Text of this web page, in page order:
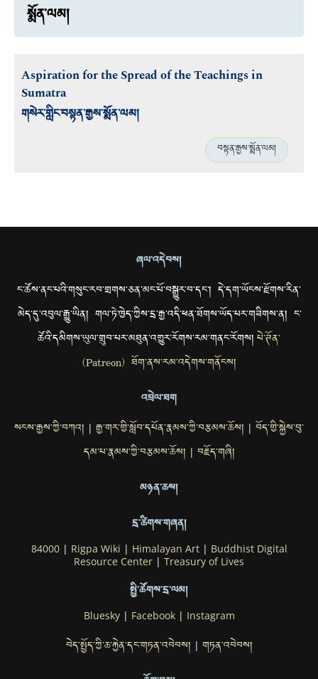
སྨོན་ལམ།
Aspiration for the Spread of the Teachings in
Sumatra
གསེར་གླིང་བསྟན་རྒྱས་སྨོན་ལམ།
བསྟན་རྒྱས་སྨོན་ལམ།
ཞལ་འདེབས།
ང་ཚོས་ནང་པའི་གསུང་རབ་གྲགས་ཅན་མང་པོ་བསྒྱུར་བ་དང་། དེ་དག་ཡོངས་རྫོགས་རིན་
མེད་དུ་འབུལ་རྒྱུ་ཡིན། གལ་ཏེ་ཁྱེད་ཀྱིས་དྲ་རྒྱ་འདི་ཕན་ཐོགས་ཡོད་པར་གཟིགས་ན། ང་
ཚོའི་དམིགས་ཡུལ་གྲུབ་པར་མཐུན་འགྱུར་རོགས་རམ་གནང་རོགས།པེ་ཊོན་
(Patreon) ཐོག་ནས་རམ་འདེགས་གནོངས།
འབྲེལ་ཐག
སངས་རྒྱས་ཀྱི་བཀའ། | རྒྱ་གར་གྱི་སློབ་དཔོན་རྣམས་ཀྱི་བརྩམས་ཆོས། | བོད་གྱི་སྐྱེས་བུ་
དམ་པ་རྣམས་ཀྱི་བརྩམས་ཆོས། | བརྗོད་གཞི།
མཉན་ཆས།
དྲ་ཚིགས་གཞན།
84000| Rigpa Wiki | Himalayan Art| Buddhist Digital
Resource Center | Treasury of Lives
སྤྱི་ཚོགས་དྲ་ལམ།
Bluesky| Facebook| Instagram
བེད་སྤྱོད་ཀྱི་ཆ་རྐྱེན་དང་གཏན་འབེབས། | གཏན་འབེབས།